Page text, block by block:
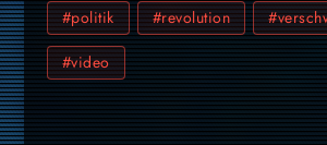
#politik #revolution
#video